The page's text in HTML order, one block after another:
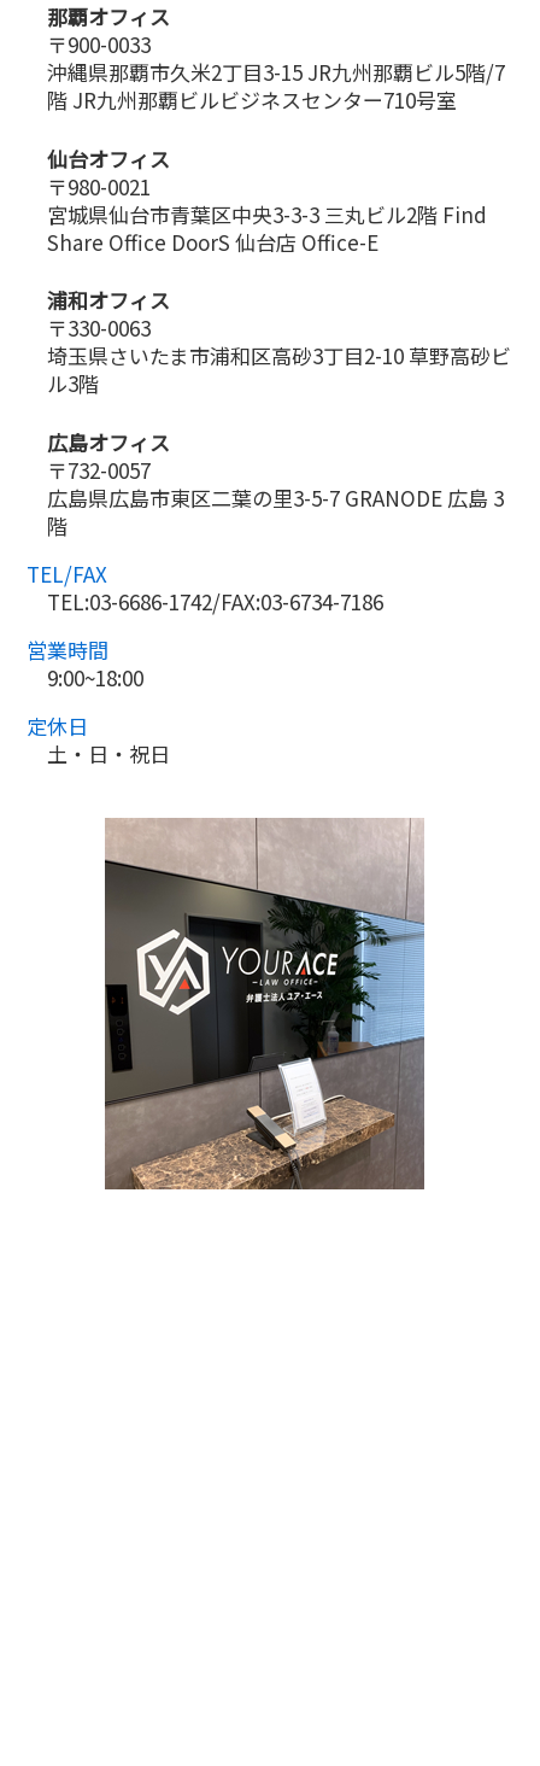
那覇オフィス
〒900-0033
沖縄県那覇市久米2丁目3-15 JR九州那覇ビル5階/7
階 JR九州那覇ビルビジネスセンター710号室
仙台オフィス
〒980-0021
宮城県仙台市青葉区中央3-3-3 三丸ビル2階 Find
Share Office DoorS 仙台店 Office-E
浦和オフィス
〒330-0063
埼玉県さいたま市浦和区高砂3丁目2-10 草野高砂ビ
ル3階
広島オフィス
〒732-0057
広島県広島市東区二葉の里3-5-7 GRANODE 広島 3
階
TEL/FAX
TEL:03-6686-1742/FAX:03-6734-7186
営業時間
9:00~18:00
定休日
土・日・祝日